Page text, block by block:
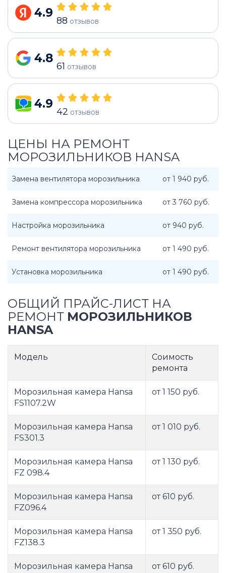
4.9
88 отзывов
4.8
61 отзывов
4.9
42 отзывов
ЦЕНЫ НА РЕМОНТ
МОРОЗИЛЬНИКОВ HANSA
Замена вентилятора морозильника от 1 940 руб.
Замена компрессора морозильника от 3 760 руб.
Настройка морозильника от 940 руб.
Ремонт вентилятора морозильника от 1 490 руб.
Установка морозильника от 1 490 руб.
ОБЩИЙ ПРАЙС-ЛИСТ НА
РЕМОНТ МОРОЗИЛЬНИКОВ
HANSA
Модель
Соимость
ремонта
Морозильная камера Hansa
FS1107.2W
от 1 150 руб.
Морозильная камера Hansa
FS301.3
от 1 010 руб.
Морозильная камера Hansa
FZ 098.4
от 1 130 руб.
Морозильная камера Hansa
FZ096.4
от 610 руб.
Морозильная камера Hansa
FZ138.3
от 1 350 руб.
Морозильная камера Hansa
от 610 руб.